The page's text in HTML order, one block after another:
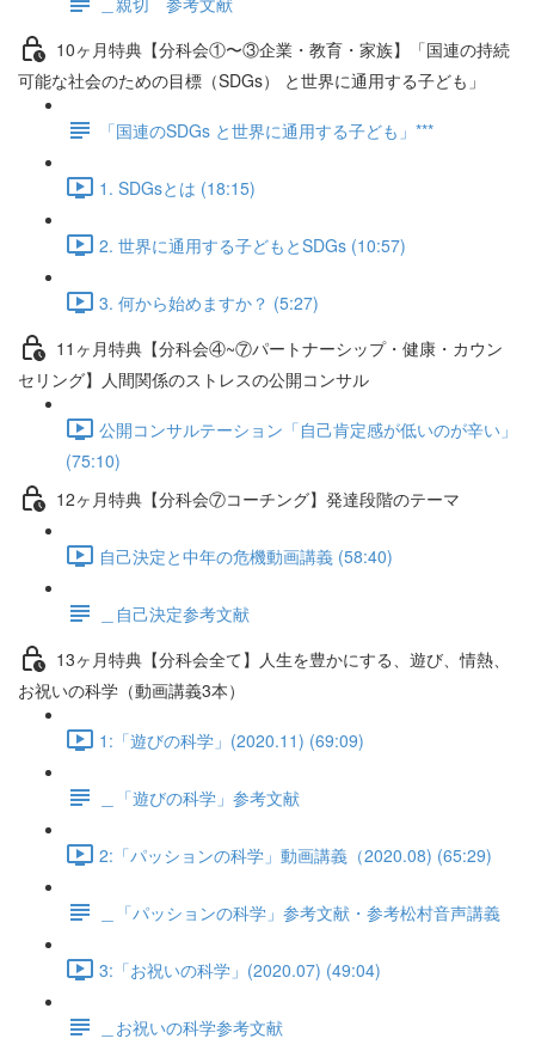
10ヶ月特典【分科会①〜③企業・教育・家族】「国連の持続
可能な社会のための目標（SDGs） と世界に通用する子ども」
「国連のSDGs と世界に通用する子ども」***
1. SDGsとは (18:15)
2. 世界に通用する子どもとSDGs (10:57)
3. 何から始めますか？ (5:27)
11ヶ月特典【分科会④~⑦パートナーシップ・健康・カウン
セリング】人間関係のストレスの公開コンサル
公開コンサルテーション「自己肯定感が低いのが辛い」
(75:10)
12ヶ月特典【分科会⑦コーチング】発達段階のテーマ
自己決定と中年の危機動画講義 (58:40)
＿自己決定参考文献
13ヶ月特典【分科会全て】人生を豊かにする、遊び、情熱、
お祝いの科学（動画講義3本）
1:「遊びの科学」(2020.11) (69:09)
＿「遊びの科学」参考文献
2:「パッションの科学」動画講義（2020.08) (65:29)
＿「パッションの科学」参考文献・参考松村音声講義
3:「お祝いの科学」(2020.07) (49:04)
＿お祝いの科学参考文献